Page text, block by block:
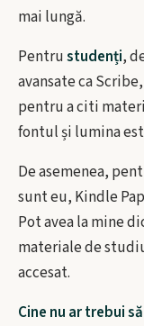
mai lungă.
Pentrustudenți,
avansate ca
pentru a citi
fontul și lumina
De asemenea,
sunt eu, Kindle
Pot avea la mine
materiale de
accesat.
Cine nu ar trebui